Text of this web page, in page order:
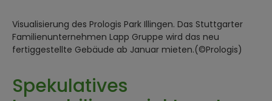
Visualisierung des Prologis Park Illingen. Das Stuttgarter
Familienunternehmen Lapp Gruppe wird das neu
fertiggestellte Gebäude ab Januar mieten.(©Prologis)
Spekulatives